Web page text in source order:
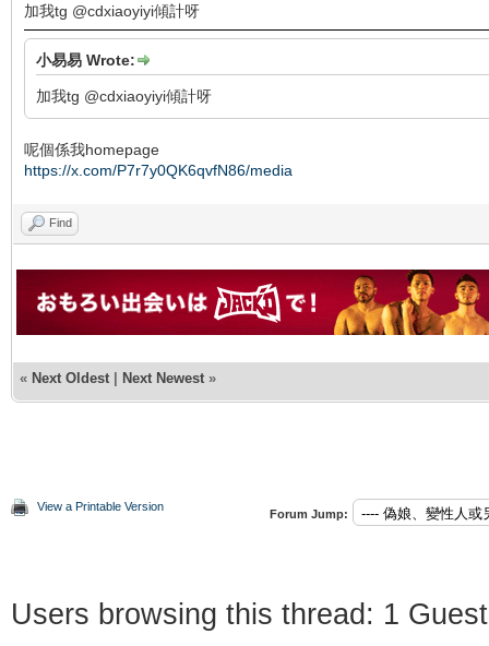
加我tg @cdxiaoyiyi傾計呀
小易易 Wrote:
加我tg @cdxiaoyiyi傾計呀
呢個係我homepage
https://x.com/P7r7y0QK6qvfN86/media
Find
« Next Oldest | Next Newest »
View a Printable Version
Forum Jump:
Users browsing this thread: 1